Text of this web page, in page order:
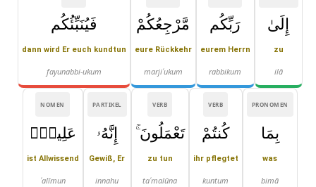
إِلَىٰ
zu
ilā
رَبِّكُم
eurem Herrn
rabbikum
مَّرْجِعُكُمْ
eure Rückkehr
marjiʿukum
فَيُنَبِّئُكُم
dann wird Er euch kundtun
fayunabbi-ukum
PRONOMEN
بِمَا
was
bimā
VERB
كُنتُمْ
ihr pflegtet
kuntum
VERB
تَعْمَلُونَ ۚ
zu tun
taʿmalūna
PARTIKEL
إِنَّهُۥ
Gewiß, Er
innahu
NOMEN
عَلِيمٌۢ
ist Allwissend
ʿalīmun